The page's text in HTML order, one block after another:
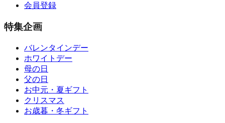
会員登録
特集企画
バレンタインデー
ホワイトデー
母の日
父の日
お中元・夏ギフト
クリスマス
お歳暮・冬ギフト